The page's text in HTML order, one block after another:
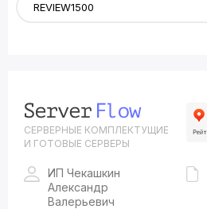
СЕРВЕРНЫЕ КОМПЛЕКТУЩИЕ
И ГОТОВЫЕ СЕРВЕРЫ
ИП Чекашкин
Александр
Валерьевич